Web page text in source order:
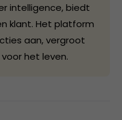
intelligence, biedt
klant. Het platform
aan, vergroot
het leven.